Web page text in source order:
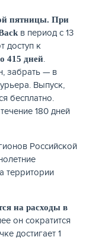
пятницы. При
в период с 13
доступ к
415 дней
забрать — в
Выпуск,
бесплатно.
180 дней
Российской
территории
на расходы в
он сократится
достигает 1